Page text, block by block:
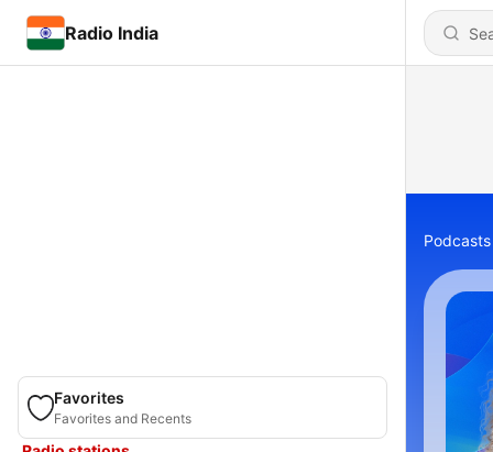
Radio India
Favorites
Favorites and Recents
Podcasts